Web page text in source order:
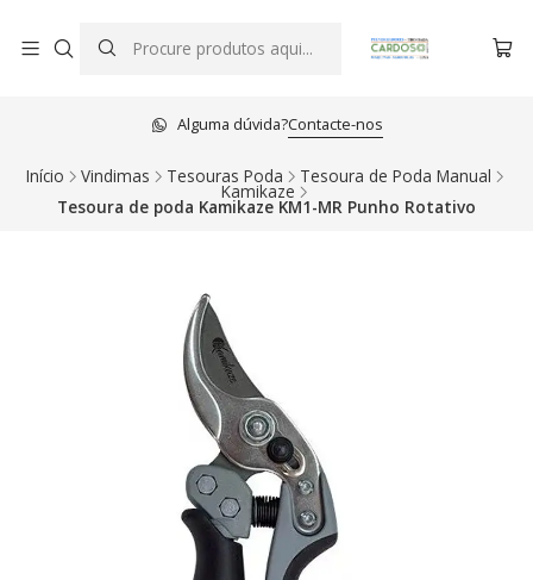
Alguma dúvida?Contacte-nos
Início Vindimas Tesouras Poda Tesoura de Poda Manual
Kamikaze
Tesoura de poda Kamikaze KM1-MR Punho Rotativo